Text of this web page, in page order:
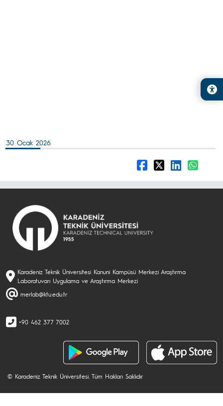
30 Ocak 2026
Karadeniz Teknik Üniversitesi Kanuni Kampüsü Merkezi Araştırma
Laboratuvarı Uygulama ve Araştırma Merkezi
merlab@ktu.edu.tr
+90 462 377 7002
© Karadeniz Teknik Üniversitesi. Tüm Hakları Saklıdır